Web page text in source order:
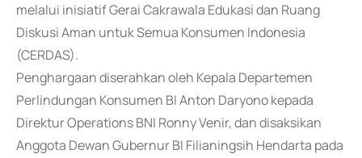
melalui inisiatif Gerai Cakrawala Edukasi dan Ruang
Diskusi Aman untuk Semua Konsumen Indonesia
(CERDAS).
Penghargaan diserahkan oleh Kepala Departemen
Perlindungan Konsumen BI Anton Daryono kepada
Direktur Operations BNI Ronny Venir, dan disaksikan
Anggota Dewan Gubernur BI Filianingsih Hendarta pada